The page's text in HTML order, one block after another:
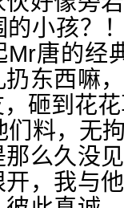
的小孩？
Mr唐的经
扔东西嘛
砸到花
们料，无
那么久没
开，我与